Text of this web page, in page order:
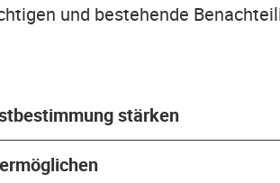
und bestehende
stärken